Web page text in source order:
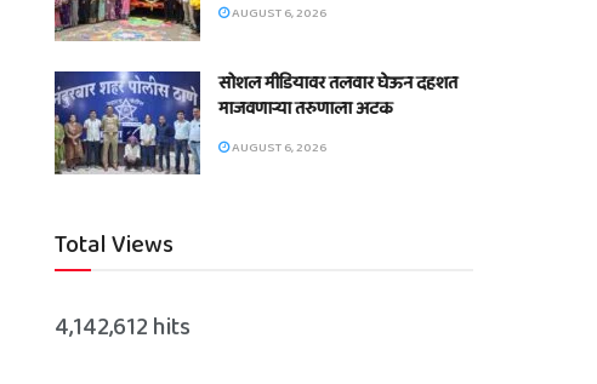
AUGUST 6, 2026
सोशल मीडियावर तलवार घेऊन दहशत
माजवणाऱ्या तरुणाला अटक
AUGUST 6, 2026
Total Views
4,142,612 hits